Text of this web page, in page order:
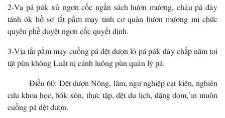
2-Va pá púk xủ ngơn cốc ngần sách hươn mương, chảu pá đảy
tánh ók hồ sơ tắt pẳm mạy tinh cơ quàn hươn mương mi chức
quyên phề duyệt ngơn cốc quyết định.
3-Vịa tắt pẳm mạy cuồng pá dệt dượn lỏ pá púk đảy chấp năm toi
tặt pùn khòng Luật nị cánh luông pùn quản lý pá.
Điều 60: Dệt dượn Nông, lâm, ngư nghiệp cạt kiên, nghiên
cứu khoa học, bók xòn, thực tập, dệt du lịch, dặng dom, ỉn muôn
cuồng pá dệt dượn.